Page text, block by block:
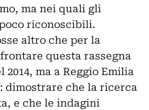
ma nei quali gli
riconoscibili.
altro che per la
questa rassegna
2014, ma a Reggio Emilia
dimostrare che la ricerca
e che le indagini